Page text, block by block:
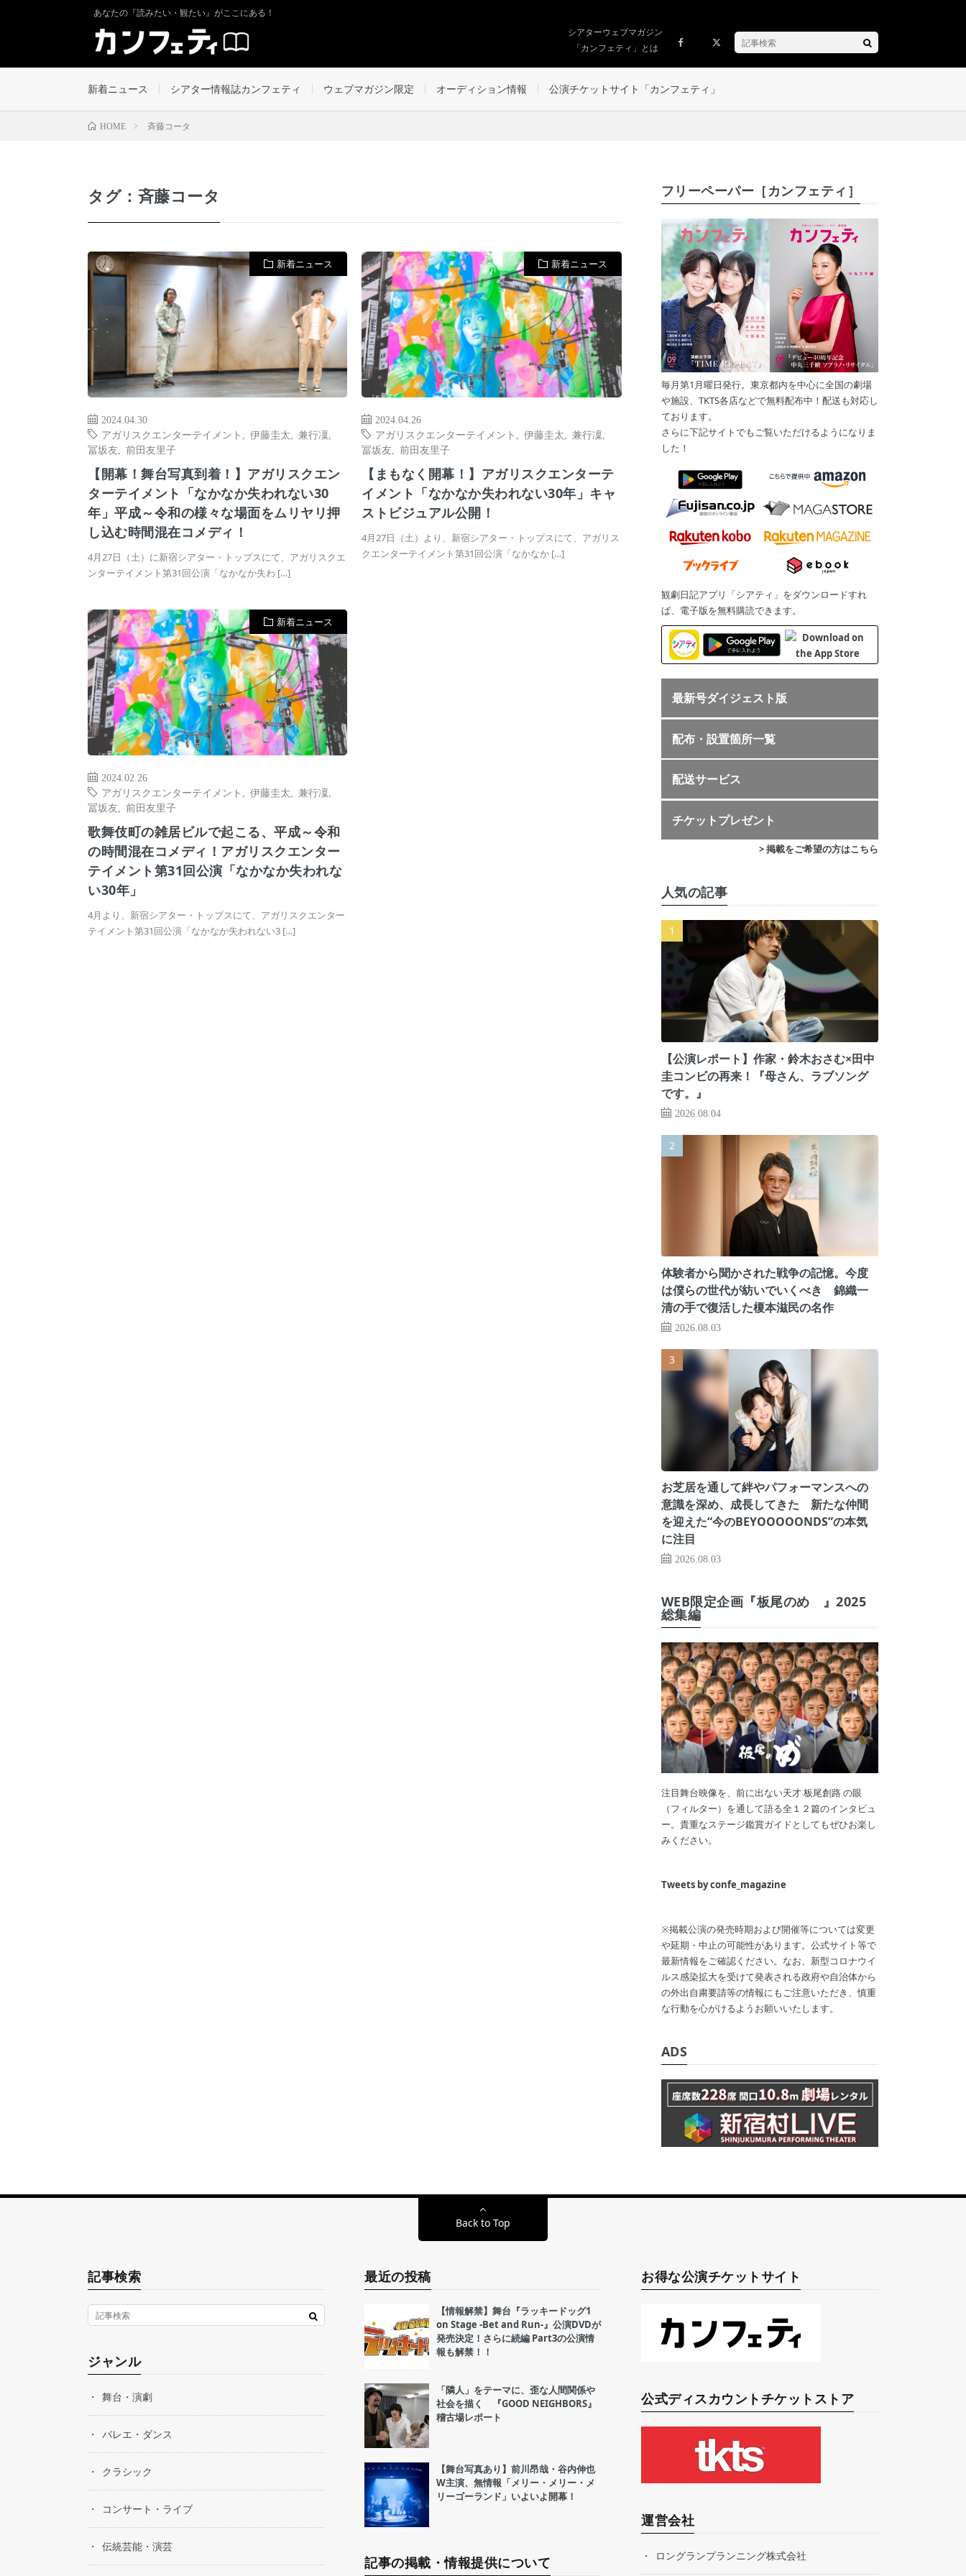
あなたの『読みたい・観たい』がここにある！
シアターウェブマガジン
「カンフェティ」とは
新着ニュース シアター情報誌カンフェティ ウェブマガジン限定 オーディション情報 公演チケットサイト「カンフェティ」
HOME 斉藤コータ
タグ：斉藤コータ
新着ニュース
2024.04.30
アガリスクエンターテイメント
伊藤圭太 兼行凜
冨坂友
前田友里子
【開幕！舞台写真到着！】アガリスクエン
ターテイメント「なかなか失われない30
年」平成～令和の様々な場面をムリヤリ押
し込む時間混在コメディ！
4月27日（土）に新宿シアター・トップスにて、アガリスクエ
ンターテイメント第31回公演「なかなか失わ […]
新着ニュース
2024.04.26
アガリスクエンターテイメント
,伊藤圭太 ,兼行凜
冨坂友 ,前田友里子
【まもなく開幕！】アガリスクエンターテ
イメント「なかなか失われない30年」キャ
ストビジュアル公開！
4月27日（土）より、新宿シアター・トップスにて、アガリス
クエンターテイメント第31回公演「なかなか […]
新着ニュース
2024.02.26
アガリスクエンターテイメント
伊藤圭太 兼行凜
冨坂友
前田友里子
歌舞伎町の雑居ビルで起こる、平成～令和
の時間混在コメディ！アガリスクエンター
テイメント第31回公演「なかなか失われな
い30年」
4月より、新宿シアター・トップスにて、アガリスクエンター
テイメント第31回公演「なかなか失われない3 […]
フリーペーパー［カンフェティ］
毎月第1月曜日発行。東京都内を中心に全国の劇場
や施設、TKTS各店などで無料配布中！配送も対応し
ております。
さらに下記サイトでもご覧いただけるようになりま
した！
観劇日記アプリ「シアティ」をダウンロードすれ
ば、電子版を無料購読できます。
最新号ダイジェスト版
配布・設置箇所一覧
配送サービス
チケットプレゼント
> 掲載をご希望の方はこちら
人気の記事
【公演レポート】作家・鈴木おさむ×田中
圭コンビの再来！『母さん、ラブソング
です。』
2026.08.04
体験者から聞かされた戦争の記憶。今度
は僕らの世代が紡いでいくべき 錦織一
清の手で復活した榎本滋民の名作
2026.08.03
お芝居を通して絆やパフォーマンスへの
意識を深め、成長してきた 新たな仲間
を迎えた“今のBEYOOOOONDS”の本気
に注目
2026.08.03
WEB限定企画『板尾のめ゙』2025
総集編
注目舞台映像を、前に出ない天才 板尾創路 の眼
（フィルター）を通して語る全１２篇のインタビュ
ー。貴重なステージ鑑賞ガイドとしてもぜひお楽し
みください。
Tweets by confe_magazine
※掲載公演の発売時期および開催等については変更
や延期・中止の可能性があります。公式サイト等で
最新情報をご確認ください。なお、新型コロナウイ
ルス感染拡大を受けて発表される政府や自治体から
の外出自粛要請等の情報にもご注意いただき、慎重
な行動を心がけるようお願いいたします。
ADS
Back to Top
記事検索
ジャンル
舞台・演劇
バレエ・ダンス
クラシック
コンサート・ライブ
伝統芸能・演芸
最近の投稿
【情報解禁】舞台『ラッキードッグ1
on Stage -Bet and Run-』公演DVDが
発売決定！さらに続編 Part3の公演情
報も解禁！！
「隣人」をテーマに、歪な人間関係や
社会を描く 『GOOD NEIGHBORS』
稽古場レポート
【舞台写真あり】前川昂哉・谷内伸也
W主演、無情報「メリー・メリー・メ
リーゴーランド」いよいよ開幕！
記事の掲載・情報提供について
お得な公演チケットサイト
公式ディスカウントチケットストア
運営会社
ロングランプランニング株式会社